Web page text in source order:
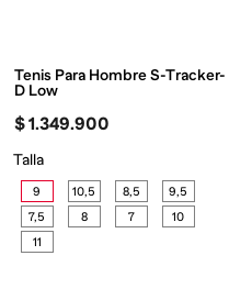
Tenis Para Hombre S-Tracker-
D Low
$1.349.900
Talla
9 10,5 8,5
9,5
7,5
8 7
10
11